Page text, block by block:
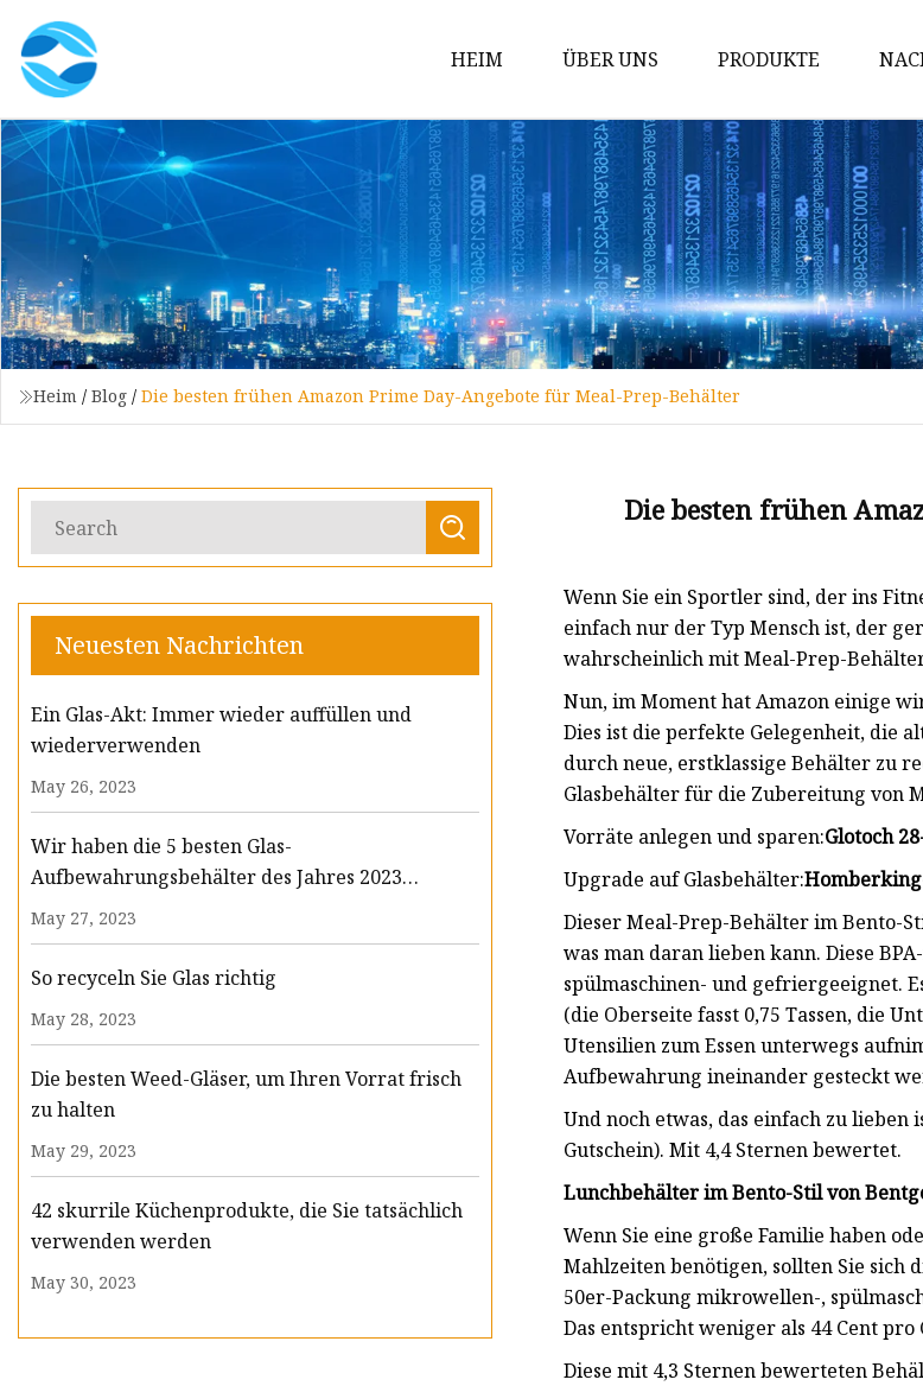
HEIM ÜBER UNS PRODUKTE
Borosilikatglaswaren
Topf aus
Backgeschirr aus
Kasserolle aus
Salatschüssel aus
Vorratsdose aus
Messbecher aus
Heim / Blog / Die besten frühen Amazon Prime Day-Angebote für Meal-Prep-Behälter
Neuesten Nachrichten
Ein Glas-Akt: Immer wieder auffüllen und
wiederverwenden
May 26, 2023
Wir haben die 5 besten Glas-
Aufbewahrungsbehälter des Jahres 2023
getestet
May 27, 2023
So recyceln Sie Glas richtig
May 28, 2023
Die besten Weed-Gläser, um Ihren Vorrat frisch
zu halten
May 29, 2023
42 skurrile Küchenprodukte, die Sie tatsächlich
verwenden werden
May 30, 2023
Die besten frühen
Wenn Sie ein Sportler sind, der ins
einfach nur der Typ Mensch ist, der
wahrscheinlich mit Meal-Prep-
Nun, im Moment hat Amazon einige
Dies ist die perfekte Gelegenheit, die
durch neue, erstklassige Behälter zu
Glasbehälter für die Zubereitung von
Vorräte anlegen und sparen:Glotoch
Upgrade auf Glasbehälter:
Dieser Meal-Prep-Behälter im Bento-
was man daran lieben kann. Diese
spülmaschinen- und gefriergeeignet.
(die Oberseite fasst 0,75 Tassen, die
Utensilien zum Essen unterwegs
Aufbewahrung ineinander gesteckt
Und noch etwas, das einfach zu lieben
Gutschein). Mit 4,4 Sternen bewertet.
Lunchbehälter im Bento-Stil von
Wenn Sie eine große Familie haben
Mahlzeiten benötigen, sollten Sie sich
50er-Packung mikrowellen-,
Das entspricht weniger als 44 Cent pro
Diese mit 4,3 Sternen bewerteten